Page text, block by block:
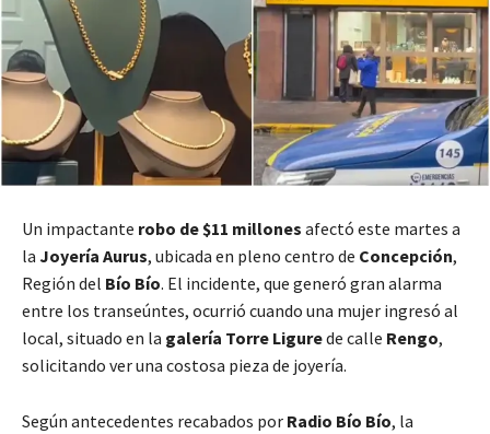
Un impactante robo de $11 millones afectó este martes a
la Joyería Aurus, ubicada en pleno centro de Concepción,
Región del Bío Bío. El incidente, que generó gran alarma
entre los transeúntes, ocurrió cuando una mujer ingresó al
local, situado en la galería Torre Ligurede calle Rengo,
solicitando ver una costosa pieza de joyería.
Según antecedentes recabados por Radio Bío Bío, la